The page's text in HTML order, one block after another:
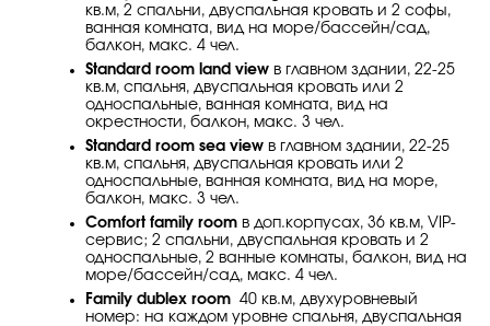
кв.м, 2 спальни, двуспальная кровать и 2 софы,
ванная комната, вид на море/бассейн/сад,
балкон, макс. 4 чел.
Standard room land view в главном здании, 22-25
кв.м, спальня, двуспальная кровать или 2
односпальные, ванная комната, вид на
окрестности, балкон, макс. 3 чел.
Standard room sea view в главном здании, 22-25
кв.м, спальня, двуспальная кровать или 2
односпальные, ванная комната, вид на море,
балкон, макс. 3 чел.
Comfort family room в доп.корпусах, 36 кв.м, VIP-
сервис; 2 спальни, двуспальная кровать и 2
односпальные, 2 ванные комнаты, балкон, вид на
море/бассейн/сад, макс. 4 чел.
Family dublex room 40 кв.м, двухуровневый
номер: на каждом уровне спальня, двуспальная